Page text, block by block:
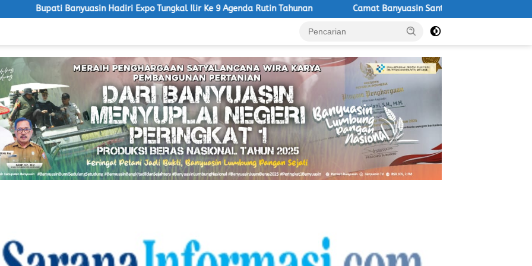
Hadiri Expo Tungkal Ilir Ke 9 Agenda Rutin Tahunan Camat Banyuasin Santo Hadiri Pengambilan Sumpah Antar Waktu